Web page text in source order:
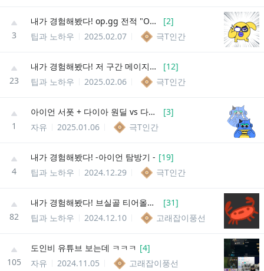
3
내가 경험해봤다! op.gg 전적 "OP스코어"의 관하여 [2]
팁과 노하우
2025.02.07 극T인간
23
내가 경험해봤다! 저 구간 메이지들 특징.(미드 탑 메이지로 티어 올리고 싶은사람은 보면 좋음) [12]
팁과 노하우
2025.02.06 극T인간
1
아이언 서폿 + 다이아 원딜 vs 다이아 서폿 + 아이언 원딜 [3]
자유
2025.01.06 극T인간
4
내가 경험해봤다! -아이언 탐방기 - [19]
팁과 노하우
2024.12.29 극T인간
82
내가 경험해봤다! 브실골 티어올리는 방법 (저티어의 문제점) [31]
팁과 노하우
2024.12.10 고래잡이풍선
105
도인비 유튜브 보는데 ㅋㅋㅋ [4]
자유
2024.11.05 고래잡이풍선